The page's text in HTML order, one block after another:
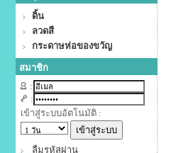
ดิ้น
ลวดสี
กระดาษห่อของขวัญ
สมาชิก
:
:
เข้าสู่ระบบอัตโนมัติ :
ลืมรหัสผ่าน